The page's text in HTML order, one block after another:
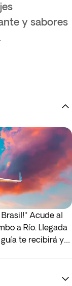
y sabores
Acude al
a Río. Llegada
te recibirá y